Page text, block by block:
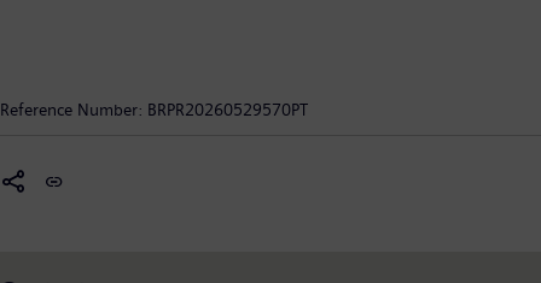
Além disso, oferece serviços financeiros, gestão imobiliária
é formado pela Siemens Brasil, Siemens Healthineers e Mobility
Reference Number: BRPR20260529570PT